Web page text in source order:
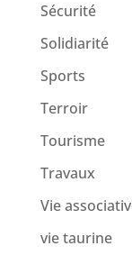
Sécurité
Solidiarité
Sports
Terroir
Tourisme
Travaux
Vie
vie taurine